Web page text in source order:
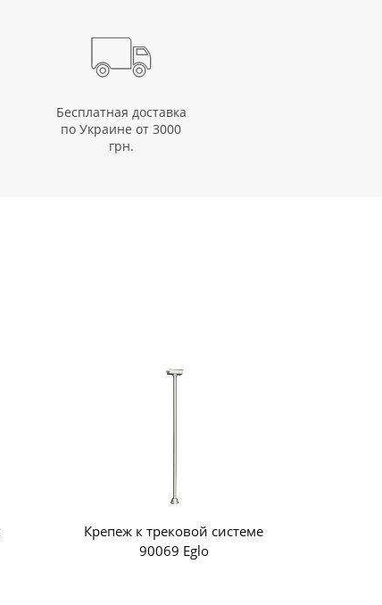
Бесплатная доставка
по Украине от 3000
грн.
Крепеж к трековой системе
90069 Eglo